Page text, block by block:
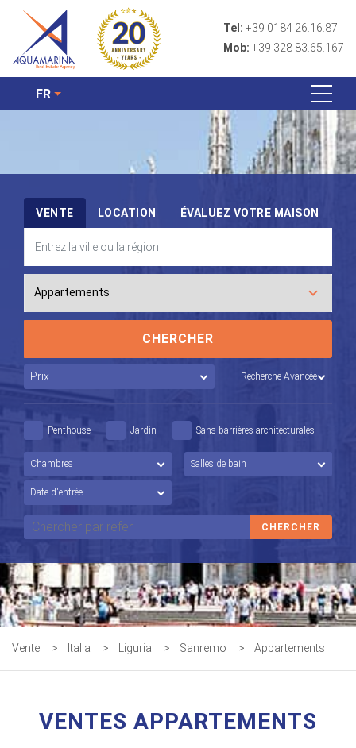
Tel: +39 0184 26.16.87
Mob: +39 328 83.65.167
FR
VENTE LOCATION ÉVALUEZ VOTRE MAISON
Recherche Avancée
CHERCHER
Penthouse Jardin Sans barrières architecturales
Vente > Italia > Liguria > Sanremo > Appartements
VENTES APPARTEMENTS